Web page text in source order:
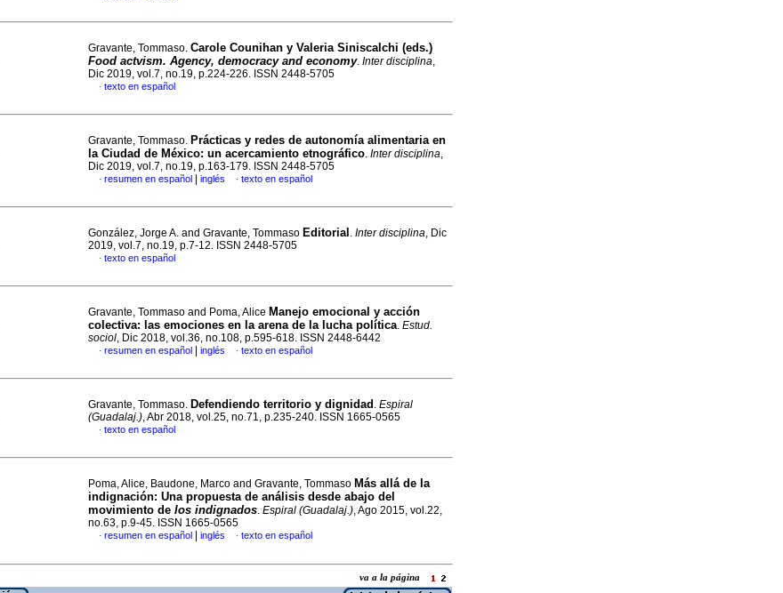
Gravante, Tommaso. Carole Counihan y Valeria Siniscalchi (eds.)
Food actvism. Agency, democracy and economy. Inter disciplina,
Dic 2019, vol.7, no.19, p.224-226. ISSN 2448-5705
· texto en español
Gravante, Tommaso. Prácticas y redes de autonomía alimentaria en
la Ciudad de México: un acercamiento etnográfico. Inter disciplina,
Dic 2019, vol.7, no.19, p.163-179. ISSN 2448-5705
· resumen en español inglés · texto en español
González, Jorge A. and Gravante, Tommaso Editorial . Inter disciplina, Dic
2019, vol.7, no.19, p.7-12. ISSN 2448-5705
· texto en español
Gravante, Tommaso and Poma, Alice Manejo emocional y acción
colectiva: las emociones en la arena de la lucha política. Estud.
sociol, Dic 2018, vol.36, no.108, p.595-618. ISSN 2448-6442
· resumen en español inglés · texto en español
Gravante, Tommaso. Defendiendo territorio y dignidad . Espiral
(Guadalaj.), Abr 2018, vol.25, no.71, p.235-240. ISSN 1665-0565
· texto en español
Poma, Alice, Baudone, Marco and Gravante, Tommaso Más allá de la
indignación: Una propuesta de análisis desde abajo del
movimiento de los indignados. Espiral (Guadalaj.), Ago 2015, vol.22,
no.63, p.9-45. ISSN 1665-0565
· resumen en español inglés · texto en español
va a la página